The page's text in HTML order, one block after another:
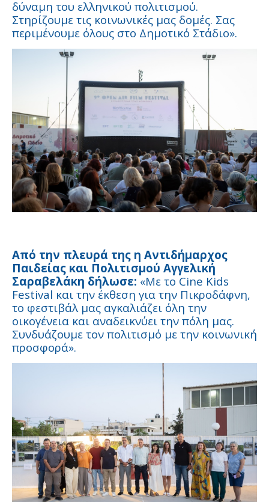
δύναμη του ελληνικού πολιτισμού.
Στηρίζουμε τις κοινωνικές μας δομές. Σας
περιμένουμε όλους στο Δημοτικό Στάδιο».
Από την πλευρά της η Αντιδήμαρχος
Παιδείας και Πολιτισμού Αγγελική
Σαραβελάκη δήλωσε: «Με το Cine Kids
Festival και την έκθεση για την Πικροδάφνη,
το φεστιβάλ μας αγκαλιάζει όλη την
οικογένεια και αναδεικνύει την πόλη μας.
Συνδυάζουμε τον πολιτισμό με την κοινωνική
προσφορά».